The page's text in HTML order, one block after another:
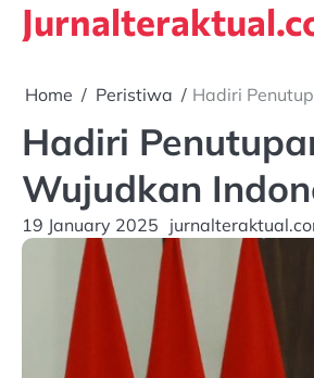
Skip
Home Peristiwa Hadiri
Hadiri
Wujudkan
19 January 2025